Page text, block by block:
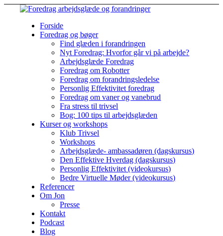
Forside
Foredrag og bøger
Find glæden i forandringen
Nyt Foredrag: Hvorfor går vi på arbejde?
Arbejdsglæde Foredrag
Foredrag om Robotter
Foredrag om forandringsledelse
Personlig Effektivitet foredrag
Foredrag om vaner og vanebrud
Fra stress til trivsel
Bog: 100 tips til arbejdsglæden
Kurser og workshops
Klub Trivsel
Workshops
Arbejdsglæde- ambassadøren (dagskursus)
Den Effektive Hverdag (dagskursus)
Personlig Effektivitet (videokursus)
Bedre Virtuelle Møder (videokursus)
Referencer
Om Jon
Presse
Kontakt
Podcast
Blog